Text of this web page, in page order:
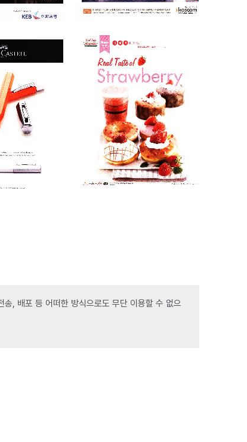
, 배포 등 어떠한 방식으로도 무단 이용할 수 없으